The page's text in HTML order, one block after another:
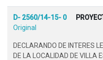
D- 2560/14-15- 0
Original
DECLARANDO DE INTERES
DE LA LOCALIDAD DE VILLA